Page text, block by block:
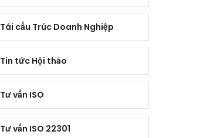
Tái cấu Trúc Doanh Nghiệp
Tin tức Hội thảo
Tư vấn ISO
Tư vấn ISO 22301